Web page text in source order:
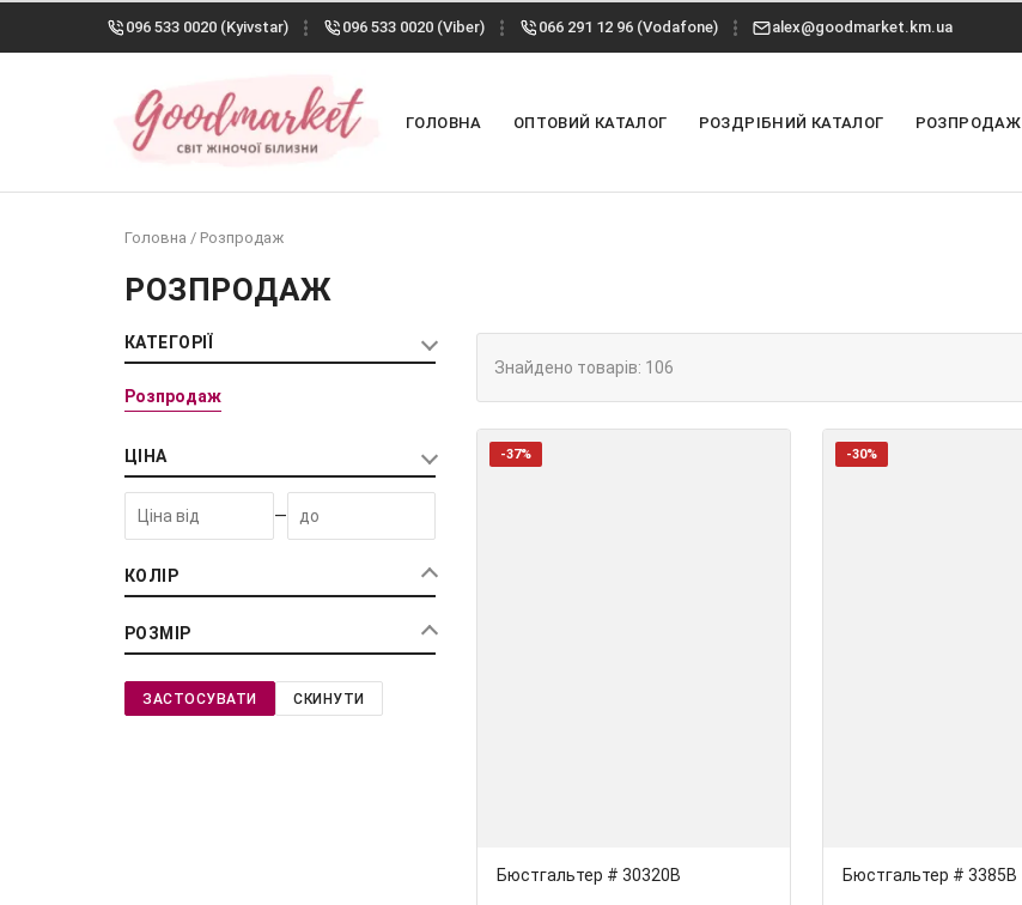
096 533 0020 (Kyivstar) 096 533 0020 (Viber) 066 291 12 96 (Vodafone) alex@goodmarket.km.ua
ГОЛОВНА ОПТОВИЙ КАТАЛОГ РОЗДРІБНИЙ КАТАЛОГ РОЗПРОДАЖ
Головна / Розпродаж
РОЗПРОДАЖ
КАТЕГОРІЇ
Розпродаж
ЦІНА
—
КОЛІР
РОЗМІР
ЗАСТОСУВАТИ СКИНУТИ
Знайдено товарів: 106
-37%
Бюстгальтер # 30320В
-30%
Бюстгальтер # 3385В